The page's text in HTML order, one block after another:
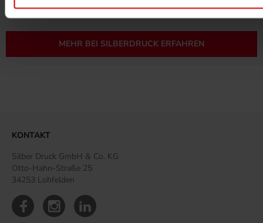
MEHR BEI SILBERDRUCK ERFAHREN
KONTAKT
Silber Druck GmbH & Co. KG
Otto-Hahn-Straße 25
34253 Lohfelden